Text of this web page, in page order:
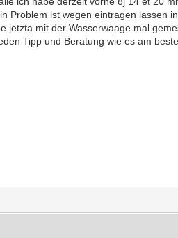
Problem ist wegen eintragen lassen
jetzta mit der Wasserwaage mal
Tipp und Beratung wie es am